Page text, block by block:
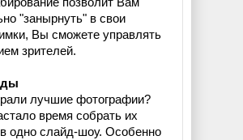
"занырнуть" в свои
Вы сможете управлять
зрителей.
лучшие фотографии?
время собрать их
одно слайд-шоу. Особенно